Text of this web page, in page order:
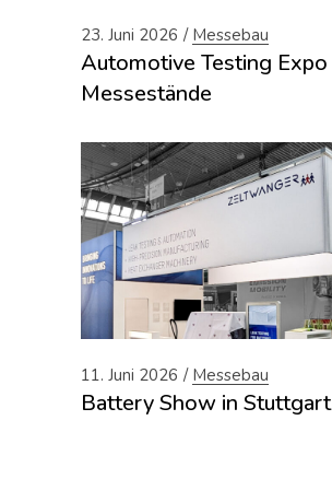
23. Juni 2026 Messebau
Automotive Testing Expo
Messestände
11. Juni 2026 Messebau
Battery Show in Stuttgart